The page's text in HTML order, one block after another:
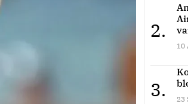
2.
10
3. 23